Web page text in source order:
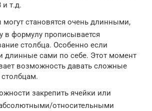
и т.д.
становятся очень длинными,
в формулу прописывается
столбца. Особенно если
длинные сами по себе. Этот момент
возможность давать сложные
закрепить ячейки или
относительными